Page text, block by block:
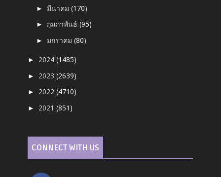
► มีนาคม(170)
► กุมภาพันธ์(95)
► มกราคม(80)
► 2024(1485)
► 2023(2639)
► 2022(4710)
► 2021(851)
CONNECT WITH US